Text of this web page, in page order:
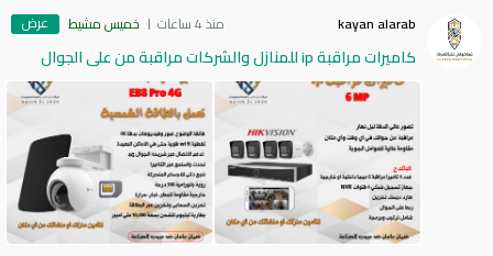
kayan alarab منذ 4 ساعات خميس مشيط عرض
كاميرات مراقبة ip للمنازل والشركات مراقبة من على الجوال